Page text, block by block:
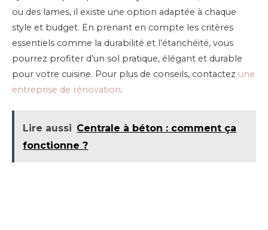
ou des lames, il existe une option adaptée à chaque
style et budget. En prenant en compte les critères
essentiels comme la durabilité et l’étanchéité, vous
pourrez profiter d’un sol pratique, élégant et durable
pour votre cuisine. Pour plus de conseils, contactez une
entreprise de rénovation.
Lire aussi Centrale à béton : comment ça
fonctionne ?